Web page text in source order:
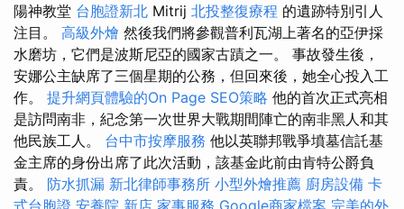
陽神教堂 台胞證新北 Mitrij 北投整復療程 的遺跡特別引人
注目。 高級外燴 然後我們將參觀普利瓦湖上著名的亞伊採
水磨坊，它們是波斯尼亞的國家古蹟之一。 事故發生後，
安娜公主缺席了三個星期的公務，但回來後，她全心投入工
作。 提升網頁體驗的On Page SEO策略 他的首次正式亮相
是訪問南非，紀念第一次世界大戰期間陣亡的南非黑人和其
他民族工人。 台中市按摩服務 他以英聯邦戰爭墳墓信託基
金主席的身份出席了此次活動，該基金此前由肯特公爵負
責。 防水抓漏 新北律師事務所 小型外燴推薦 廚房設備 卡
式台胞證 安養院 新店 家事服務 Google商家檔案 完美的外